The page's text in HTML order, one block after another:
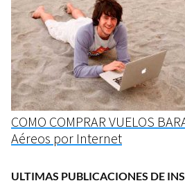
COMO COMPRAR VUELOS
Aéreos por Internet
ULTIMAS PUBLICACIONES DE